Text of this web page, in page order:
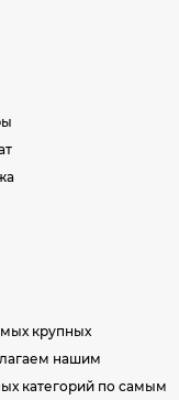
крупных
нашим
категорий по самым